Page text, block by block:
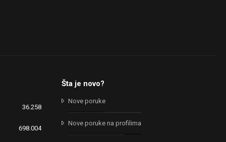
36.258
698.004
Šta je novo?
Nove poruke
Nove poruke na profilima